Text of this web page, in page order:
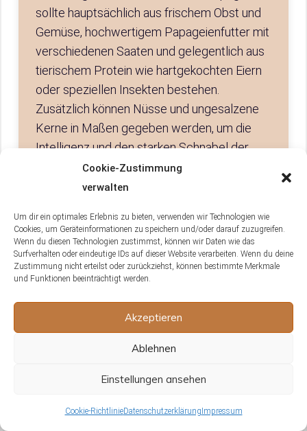
Cookie-Zustimmung
verwalten
Um dir ein optimales Erlebnis zu bieten, verwenden wir Technologien wie
Cookies, um Geräteinformationen zu speichern und/oder darauf zuzugreifen.
Wenn du diesen Technologien zustimmst, können wir Daten wie das
Surfverhalten oder eindeutige IDs auf dieser Website verarbeiten. Wenn du deine
Zustimmung nicht erteilst oder zurückziehst, können bestimmte Merkmale
und Funktionen beeinträchtigt werden.
Akzeptieren
Ablehnen
Einstellungen ansehen
Cookie-RichtlinieDatenschutzerklärung Impressum
sollte hauptsächlich aus frischem Obst und
Gemüse, hochwertigem Papageienfutter mit
verschiedenen Saaten und gelegentlich aus
tierischem Protein wie hartgekochten Eiern
oder speziellen Insekten bestehen.
Zusätzlich können Nüsse und ungesalzene
Kerne in Maßen gegeben werden, um die
Intelligenz und den starken Schnabel der
Vögel zu fördern. Wichtig ist, auf die
spezifischen Bedürfnisse der jeweiligen
entsprechend anzupassen.
Welche Spielzeuge und
Beschäftigungsmöglichkeiten sind für
die Intelligenz von südamerikanischen
Papageien besonders geeignet?
Für die Intelligenz von südamerikanischen
Knobeln anregen, wie Puzzles oder solche,